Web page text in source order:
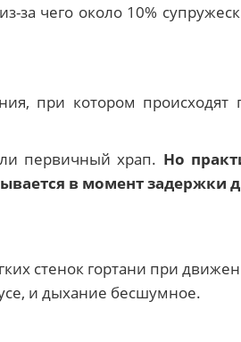
за чего около 10%
при котором происходят
первичный храп. Но
в момент задержки
стенок гортани при
и дыхание бесшумное.